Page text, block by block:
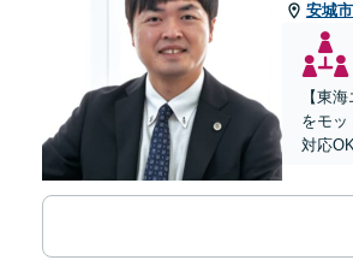
安城市
【東
をモッ
対応OK